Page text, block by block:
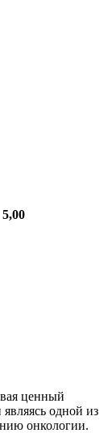
5,00
ценный
одной из
онкологии.